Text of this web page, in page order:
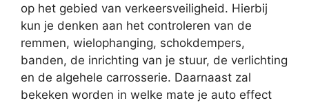
op het gebied van verkeersveiligheid. Hierbij
kun je denken aan het controleren van de
remmen, wielophanging, schokdempers,
banden, de inrichting van je stuur, de verlichting
en de algehele carrosserie. Daarnaast zal
bekeken worden in welke mate je auto effect